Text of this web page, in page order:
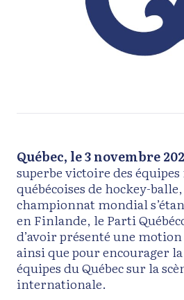
Québec, le 3 novembre
superbe victoire des
québécoises de hockey-
championnat mondial
en Finlande, le Parti
d’avoir présenté une
ainsi que pour encourager
équipes du Québec sur la
internationale.